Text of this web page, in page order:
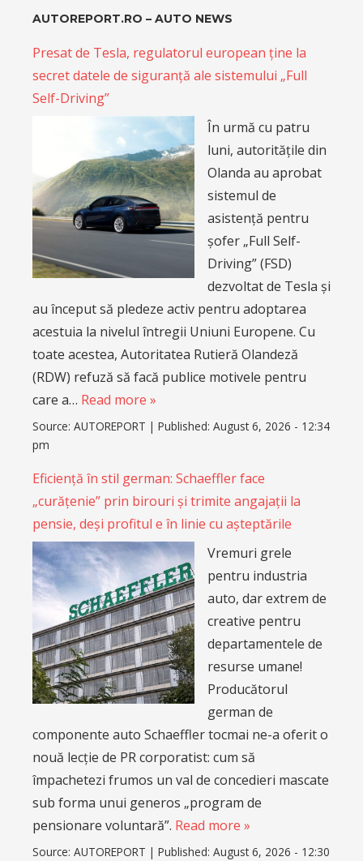
AUTOREPORT.RO – AUTO NEWS
Presat de Tesla, regulatorul european ține la
secret datele de siguranță ale sistemului „Full
Self-Driving”
În urmă cu patru
luni, autoritățile din
Olanda au aprobat
sistemul de
asistență pentru
șofer „Full Self-
Driving” (FSD)
dezvoltat de Tesla și
au început să pledeze activ pentru adoptarea
acestuia la nivelul întregii Uniuni Europene. Cu
toate acestea, Autoritatea Rutieră Olandeză
(RDW) refuză să facă publice motivele pentru
care a… Read more »
Source: AUTOREPORT | Published: August 6, 2026 - 12:34
pm
Eficiență în stil german: Schaeffler face
„curățenie” prin birouri și trimite angajații la
pensie, deși profitul e în linie cu așteptările
Vremuri grele
pentru industria
auto, dar extrem de
creative pentru
departamentele de
resurse umane!
Producătorul
german de
componente auto Schaeffler tocmai ne-a oferit o
nouă lecție de PR corporatist: cum să
împachetezi frumos un val de concedieri mascate
sub forma unui generos „program de
pensionare voluntară”. Read more »
Source: AUTOREPORT | Published: August 6, 2026 - 12:30